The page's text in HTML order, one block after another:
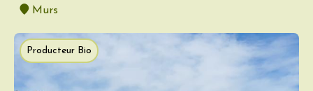
Murs
Producteur Bio